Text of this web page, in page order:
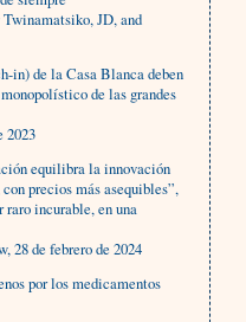
JD, and
in) de la Casa Blanca deben
de las grandes
2023
equilibra la innovación
precios más asequibles”,
raro incurable, en una
28 de febrero de 2024
por los medicamentos